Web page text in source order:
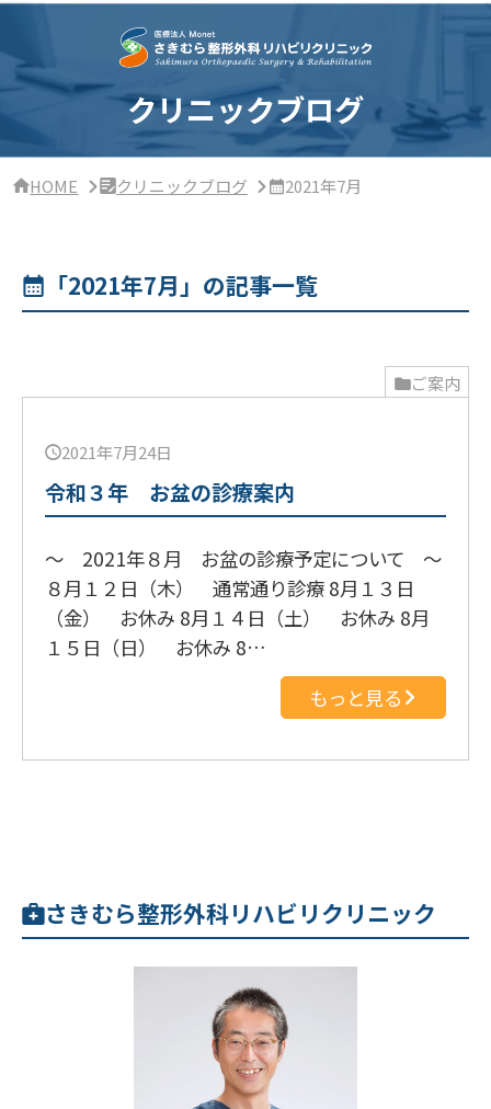
サ
ド
ー・
クリニックブログ
HOME クリニックブログ 2021年7月
「2021年7月」の記事一覧
ご案内
2021年7月24日
令和３年 お盆の診療案内
～ 2021年８月 お盆の診療予定について ～
８月１２日（木） 通常通り診療 8月１３日
（金） お休み 8月１４日（土） お休み 8月
１５日（日） お休み 8…
もっと見る
さきむら整形外科リハビリクリニック